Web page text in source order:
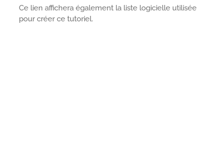
Ce lien affichera également la liste logicielle utilisée
pour créer ce tutoriel.